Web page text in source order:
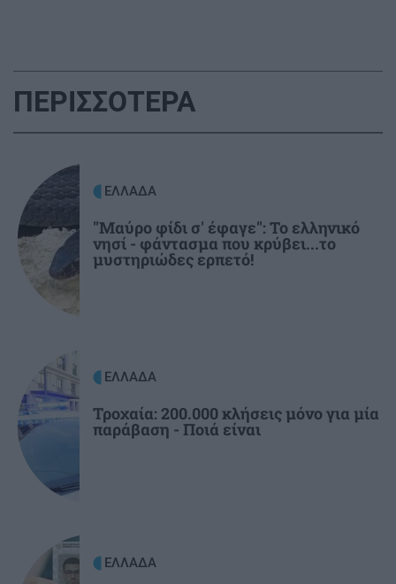
μυρίζει για ένα μήνα – Δυο μυστικά συστατικά
12:07
ΕΛΛΑΔΑ
Δήμων: Αποζημίωση - μαμούθ σε
εκπαιδευτικό για ηθική βλάβη
12:00
GOSSIP - LIFESTYLE
Η Κέιτι Πέρι στην Μύκονο
Μύκονος: Συνελήφθη αστυνομικός για
επικίνδυνη οδήγηση και απείθεια
ΚΟΙΝΩΝΙΑ
ομάδα ΔΙ.ΑΣ.!
Αφέντης Χριστός: Η βυζαντινή ρίζα πίσω από
μια μεγάλη γλωσσική παρεξήγηση - Το
ΠΕΡΙΣΣΟΤΕΡΑ
ΕΛΛΑΔΑ
"Μαύρο φίδι σ' έφαγε": Το ελληνικό
νησί - φάντασμα που κρύβει...το
μυστηριώδες ερπετό!
ΕΛΛΑΔΑ
Τροχαία: 200.000 κλήσεις μόνο για μία
παράβαση - Ποιά είναι
ΕΛΛΑΔΑ